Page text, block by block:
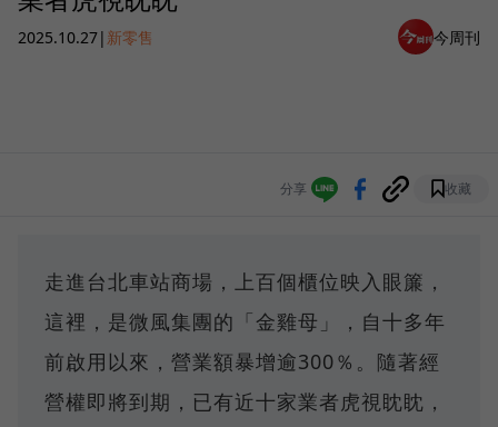
2025.10.27| 新零售 今周刊
分享 收藏
走進台北車站商場，上百個櫃位映入眼簾，
這裡，是微風集團的「金雞母」，自十多年
前啟用以來，營業額暴增逾300％。隨著經
營權即將到期，已有近十家業者虎視眈眈，